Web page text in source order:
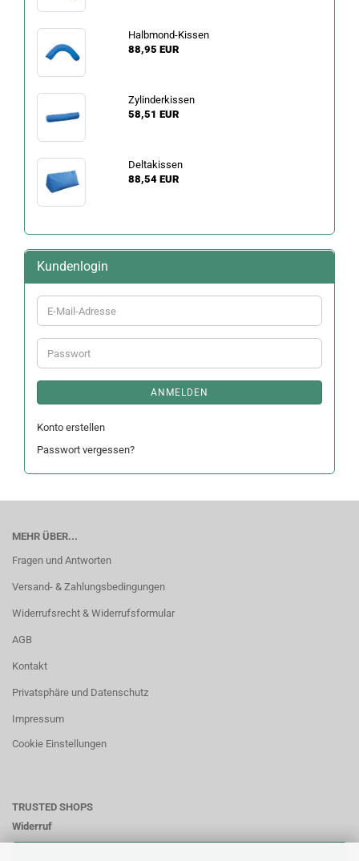
Halbmond-Kissen
88,95 EUR
Zylinderkissen
58,51 EUR
Deltakissen
88,54 EUR
Kundenlogin
E-
Mail-
Adresse
Passwort
ANMELDEN
Konto erstellen
Passwort vergessen?
MEHR ÜBER...
Fragen und Antworten
Versand- & Zahlungsbedingungen
Widerrufsrecht & Widerrufsformular
AGB
Kontakt
Privatsphäre und Datenschutz
Impressum
Cookie Einstellungen
TRUSTED SHOPS
Widerruf